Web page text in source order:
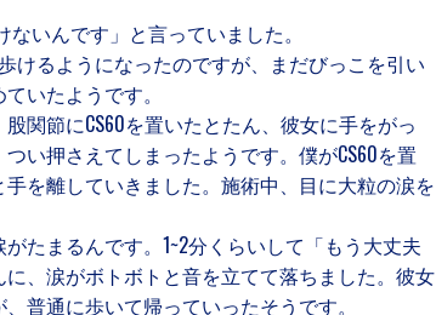
いんです」と言っていました。
けるようになったのですが、まだびっこを引い
いたようです。
関節にCS60を置いたとたん、彼女に手をがっ
い押さえてしまったようです。僕がCS60を置
を離していきました。施術中、目に大粒の涙を
たまるんです。1~2分くらいして「もう大丈夫
、涙がボトボトと音を立てて落ちました。彼女
普通に歩いて帰っていったそうです。